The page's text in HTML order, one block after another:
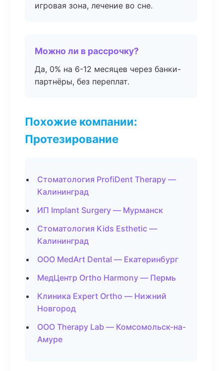
игровая зона, лечение во сне.
Можно ли в рассрочку?
Да, 0% на 6-12 месяцев через банки-
партнёры, без переплат.
Похожие компании:
Протезирование
Стоматология ProfiDent Therapy —
Калининград
ИП Implant Surgery — Мурманск
Стоматология Kids Esthetic —
Калининград
ООО MedArt Dental — Екатеринбург
МедЦентр Ortho Harmony — Пермь
Клиника Expert Ortho — Нижний
Новгород
ООО Therapy Lab — Комсомольск-на-
Амуре